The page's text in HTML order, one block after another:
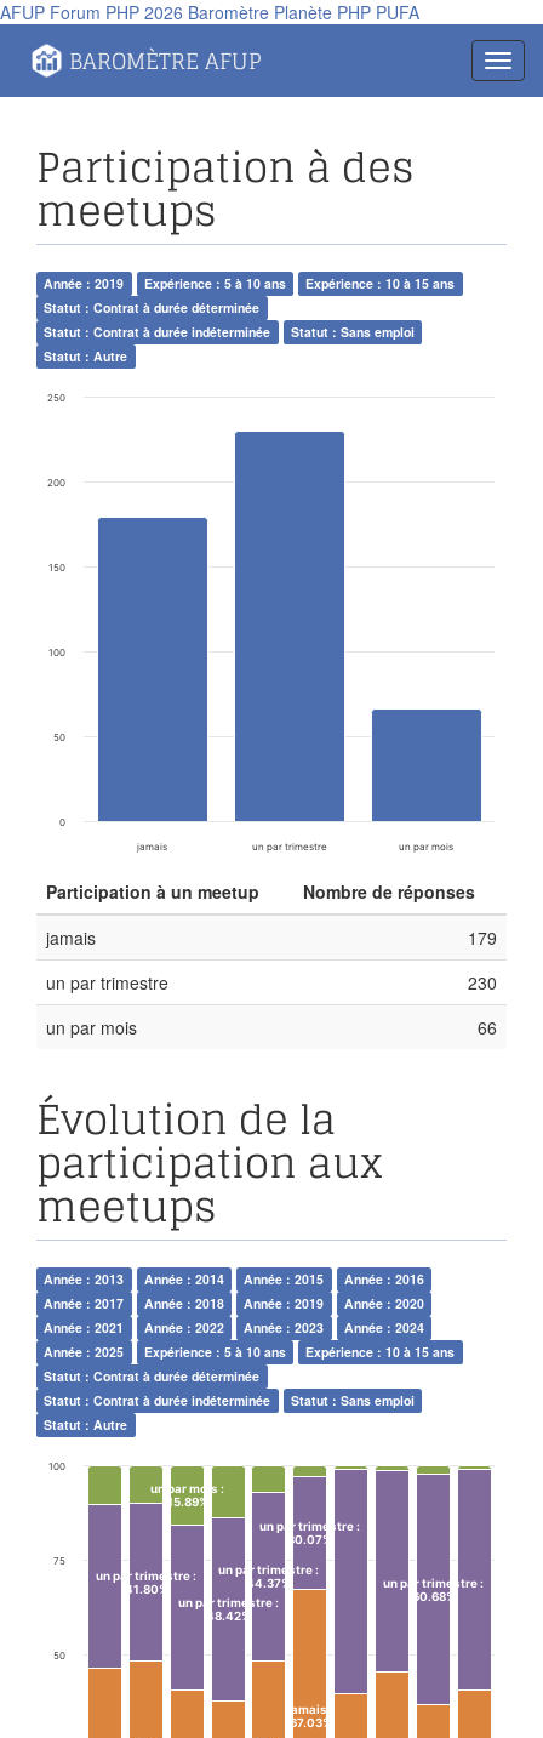
AFUP Forum PHP 2026 Baromètre Planète PHP PUFA
BAROMÈTRE AFUP
Participation à des
meetups
Année : 2019 Expérience : 5 à 10 ans
Expérience : 10 à 15 ans
Statut : Contrat à durée déterminée
Statut : Contrat à durée indéterminée
Statut : Sans emploi
Statut : Autre
jamais un par trimestre un par mois
0
50
100
150
200
250
Participation à un meetup
Nombre de réponses
jamais
179
un par trimestre
230
un par mois
66
Évolution de la
participation aux
meetups
Année : 2013 Année : 2014 Année : 2015
Année : 2016
Année : 2017
Année : 2018 Année : 2019
Année : 2020
Année : 2021
Année : 2022 Année : 2023
Année : 2024
Année : 2025
Expérience : 5 à 10 ans
Expérience : 10 à 15 ans
Statut : Contrat à durée déterminée
Statut : Contrat à durée indéterminée
Statut : Sans emploi
Statut : Autre
50
75
100
un par mois :
15.89%
un par trimestre:
41.80%
un par trimestre:
48.42%
un par trimestre:
44.37%
un par trimestre:
30.07%
un par trimestre:
60.68%
jamais
67.03%